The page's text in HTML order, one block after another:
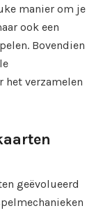
manier om je
ook een
Bovendien
het verzamelen
geëvolueerd